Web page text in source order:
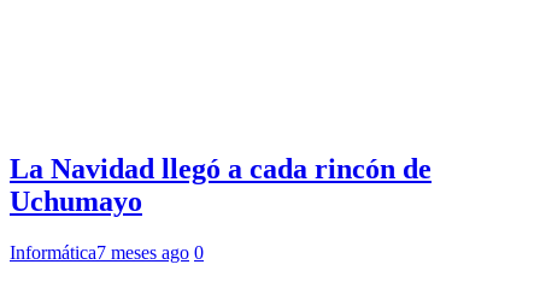
La Navidad llegó a cada rincón de
Uchumayo
Informática7 meses ago 0